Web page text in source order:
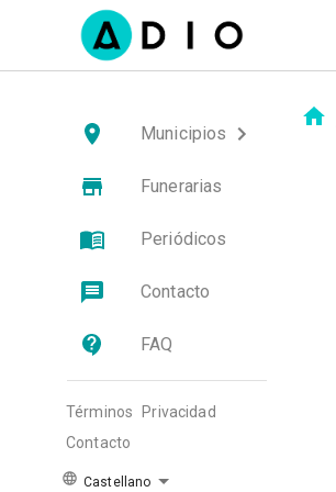
Municipios
Funerarias
Periódicos
Contacto
FAQ
Términos
Privacidad
Contacto
Castellano